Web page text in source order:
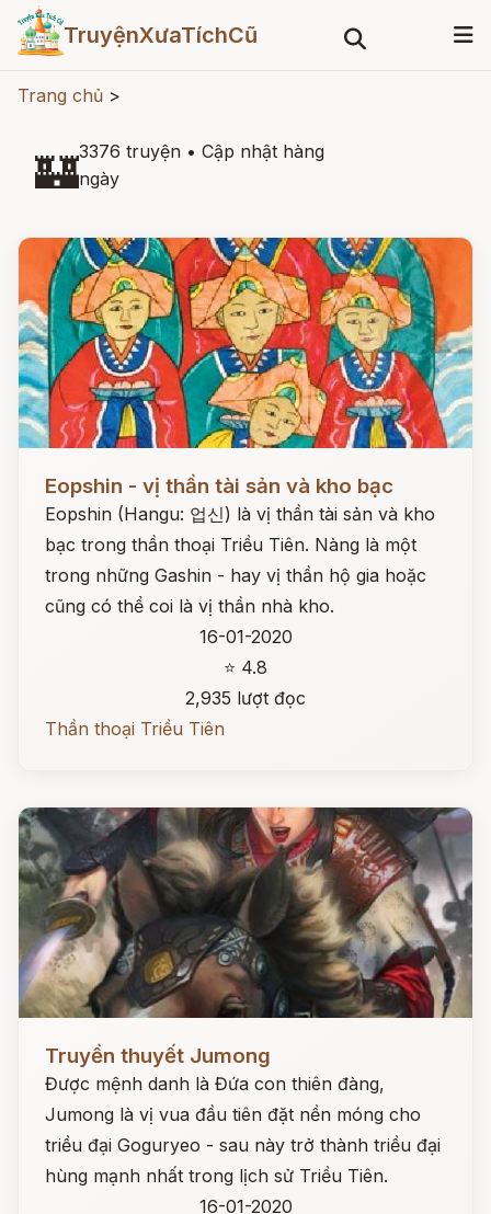
TruyệnXưaTíchCũ
Trang chủ >
🏰3376 truyện • Cập nhật hàng
ngày
Eopshin - vị thần tài sản và kho bạc
Eopshin (Hangu: 업신) là vị thần tài sản và kho
bạc trong thần thoại Triều Tiên. Nàng là một
trong những Gashin - hay vị thần hộ gia hoặc
cũng có thể coi là vị thần nhà kho.
16-01-2020
⭐ 4.8
2,935 lượt đọc
Thần thoại Triều Tiên
Đọc ngay
Truyền thuyết Jumong
Được mệnh danh là Đứa con thiên đàng,
Jumong là vị vua đầu tiên đặt nền móng cho
triều đại Goguryeo - sau này trở thành triều đại
hùng mạnh nhất trong lịch sử Triều Tiên.
16-01-2020